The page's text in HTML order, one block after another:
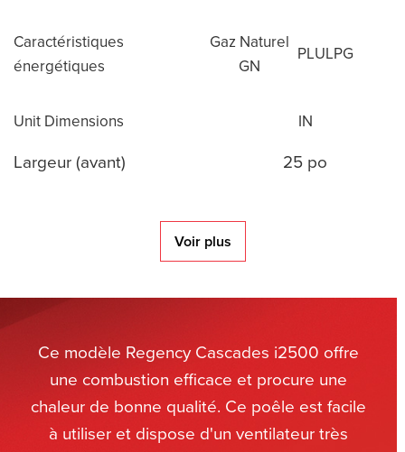
Caractéristiques
énergétiques
Gaz Naturel
GN
PLULPG
Unit Dimensions IN
Largeur (avant) 25 po
Voir plus
Ce modèle Regency Cascades i2500 offre
une combustion efficace et procure une
chaleur de bonne qualité. Ce poêle est facile
à utiliser et dispose d'un ventilateur très